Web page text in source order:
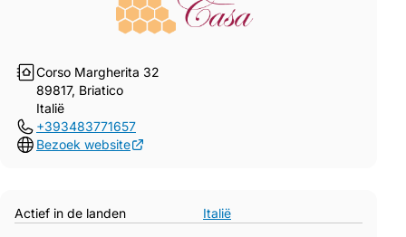
Corso Margherita 32
89817, Briatico
Italië
+393483771657
Bezoek website
Actief in de landen Italië